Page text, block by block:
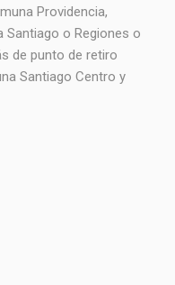
Providencia,
Santiago o Regiones o
de punto de retiro
Santiago Centro y